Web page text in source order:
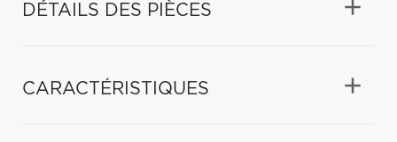
DÉTAILS DES PIÈCES
CARACTÉRISTIQUES